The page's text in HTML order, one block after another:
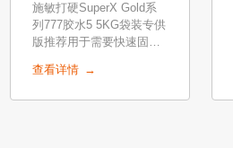
施敏打硬SuperX Gold系
列777胶水5 5KG袋装专供
版推荐用于需要快速固化
质表面，以及需要冷热循
查看详情